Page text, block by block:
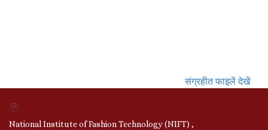
संग्रहीत फाइलें देखें
National Institute of Fashion Technology (NIFT) ,